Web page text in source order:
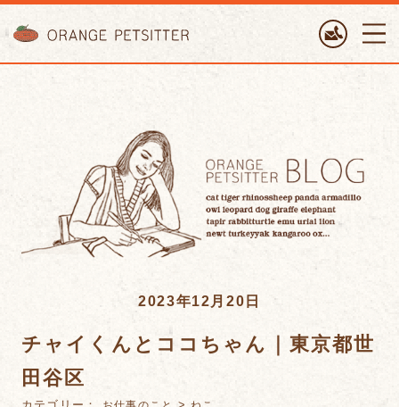
2023年12月20日
チャイくんとココちゃん｜東京都世
田谷区